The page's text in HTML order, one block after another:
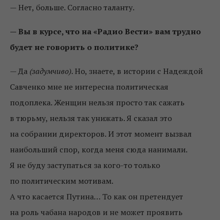
— Нет, больше. Согласно таланту.
— Вы в курсе, что на «Радио Вести» вам трудно
будет не говорить о политике?
— Да (задумчиво). Но, знаете, в истории с Надеждой
Савченко мне не интересна политическая
подоплека. Женщин нельзя просто так сажать
в тюрьму, нельзя так унижать. Я сказал это
на собрании директоров. И этот момент вызвал
наибольший спор, когда меня сюда нанимали.
Я не буду заступаться за кого-то только
по политическим мотивам.
А что касается Путина… То как он претендует
на роль чабана народов и не может проявить